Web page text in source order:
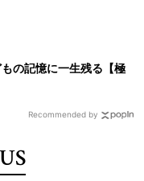
の記憶に一生残る【極
Recommended by